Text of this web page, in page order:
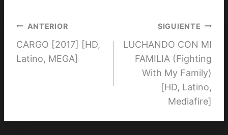
entrada:
Navegación
de
ANTERIOR
CARGO [2017] [HD,
Latino, MEGA]
SIGUIENTE
LUCHANDO CON MI
FAMILIA (Fighting
With My Family)
[HD, Latino,
Mediafire]